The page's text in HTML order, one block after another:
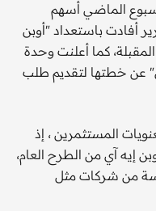
الماضي أسهم
أفادت باستعداد "أوبن
كما أعلنت وحدة
عن خطتها لتقديم طلب
المستثمرين ، إذ
إيه آي من الطرح العام،
من شركات مثل